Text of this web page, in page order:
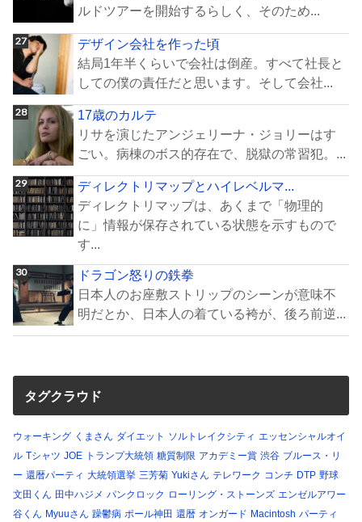
ルドツアーを開始するらしく、そのため...
デザイン会社を作った頃
結局1年半くらいで会社は倒産。すべて社長と
しての僕の責任だと思います。そして会社...
17歳のカルテ
リサを演じたアンジェリーナ・ジョリーはす
ごい。病棟のボス的存在で、脱獄の常習犯。...
ディレクトリマップとハイレベルマ...
ディレクトリマップは、あくまで「物理的
に」情報が保存されている状態を示すもので
す...
ドラゴン怒りの鉄拳
日本人のお座敷ストリップのシーンが意味不
明だとか、日本人の着ている袴が、後ろ前逆...
タグクラウド
ウォーキング くまさん ダイエット ソルトレイクシティ エッセンシャルオイ
ル Tシャツ JOE トランプ大統領 糖質制限 アカデミー賞 渋谷 ブルース・リ
ー 還暦パーティ 大統領選挙 三芳菊 Yukiさん テレワーク コンチ DTP 野球
文田くん 田中ハジメ パンクロック ローリング・ストーンズ エンゼルアワー
谷くん Myuuさん 躁鬱病 ポール神田 還暦 オンガード Macintosh パーティ